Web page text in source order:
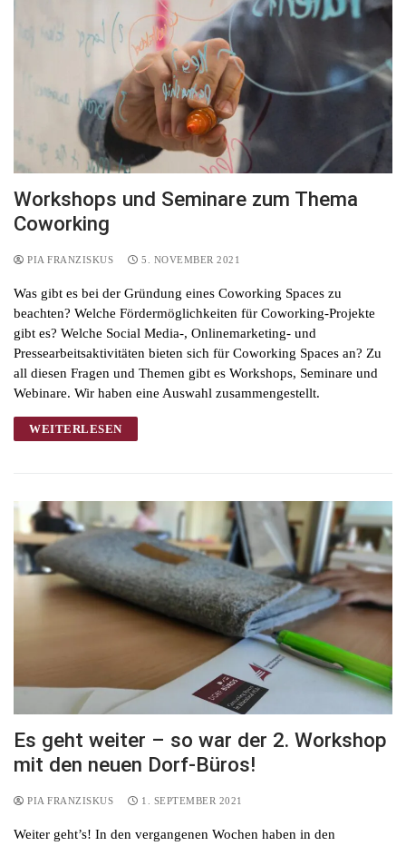
Workshops und Seminare zum Thema
Coworking
PIA FRANZISKUS 5. NOVEMBER 2021
Was gibt es bei der Gründung eines Coworking Spaces zu
beachten? Welche Fördermöglichkeiten für Coworking-Projekte
gibt es? Welche Social Media-, Onlinemarketing- und
Pressearbeitsaktivitäten bieten sich für Coworking Spaces an? Zu
all diesen Fragen und Themen gibt es Workshops, Seminare und
Webinare. Wir haben eine Auswahl zusammengestellt.
WEITERLESEN
Es geht weiter – so war der 2. Workshop
mit den neuen Dorf-Büros!
PIA FRANZISKUS 1. SEPTEMBER 2021
Weiter geht’s! In den vergangenen Wochen haben in den